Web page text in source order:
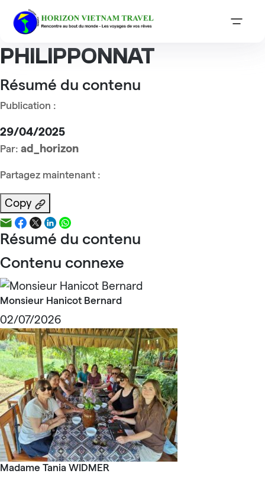
Accueil
Monsieur Bruno
PHILIPPONNAT
Résumé du contenu
Publication :
29/04/2025
Par: ad_horizon
Partagez maintenant :
Copy
Résumé du contenu
Contenu connexe
Monsieur Hanicot Bernard
02/07/2026
Madame Tania WIDMER